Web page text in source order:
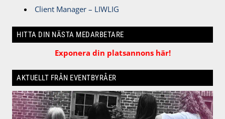
Client Manager – LIWLIG
HITTA DIN NÄSTA MEDARBETARE
Exponera din platsannons här!
AKTUELLT FRÅN EVENTBYRÅER